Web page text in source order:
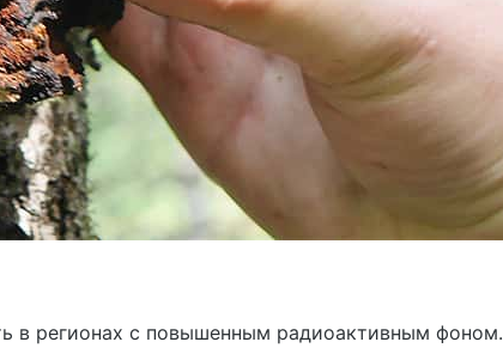
в регионах с повышенным радиоактивным фоном.